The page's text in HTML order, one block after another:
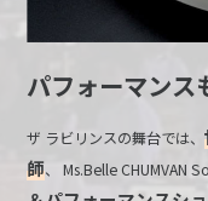
パフォーマンス
ザ ラビリンスの舞台では、
師、 Ms.Belle CHUMVAN